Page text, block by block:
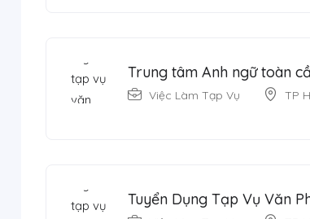
Trung tâm Anh ngữ toàn
Việc Làm Tạp Vụ TP
Tuyển Dụng Tạp Vụ Văn